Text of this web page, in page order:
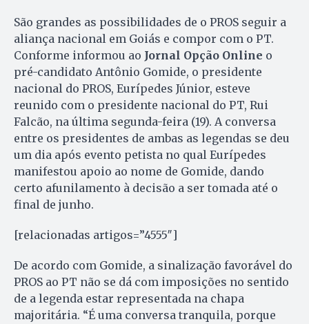
São grandes as possibilidades de o PROS seguir a
aliança nacional em Goiás e compor com o PT.
Conforme informou ao Jornal Opção Online o
pré-candidato Antônio Gomide, o presidente
nacional do PROS, Eurípedes Júnior, esteve
reunido com o presidente nacional do PT, Rui
Falcão, na última segunda-feira (19). A conversa
entre os presidentes de ambas as legendas se deu
um dia após evento petista no qual Eurípedes
manifestou apoio ao nome de Gomide, dando
certo afunilamento à decisão a ser tomada até o
final de junho.
[relacionadas artigos=”4555″]
De acordo com Gomide, a sinalização favorável do
PROS ao PT não se dá com imposições no sentido
de a legenda estar representada na chapa
majoritária. “É uma conversa tranquila, porque